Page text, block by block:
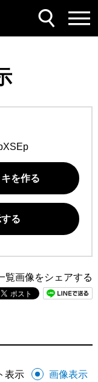
を作る
る
覧画像をシェアする
表示 画像表示